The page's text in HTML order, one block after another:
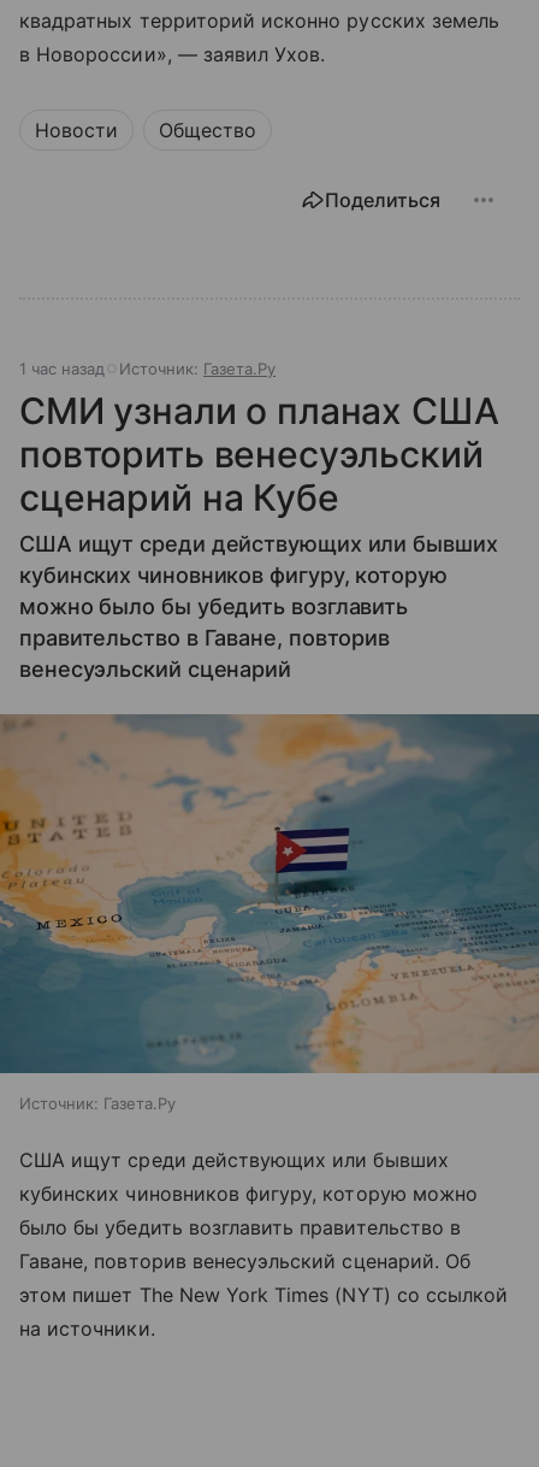
квадратных территорий исконно русских земель
в Новороссии», — заявил Ухов.
Новости Общество
Поделиться
1 час назад Источник: Газета.Ру
СМИ узнали о планах США
повторить венесуэльский
сценарий на Кубе
США ищут среди действующих или бывших
кубинских чиновников фигуру, которую
можно было бы убедить возглавить
правительство в Гаване, повторив
венесуэльский сценарий
Источник: Газета.Ру
США ищут среди действующих или бывших
кубинских чиновников фигуру, которую можно
было бы убедить возглавить правительство в
Гаване, повторив венесуэльский сценарий. Об
этом пишет The New York Times (NYT) со ссылкой
на источники.